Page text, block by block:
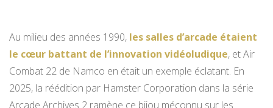
Au milieu des années 1990, les salles d’arcade étaient
le cœur battant de l’innovation vidéoludique, et Air
Combat 22 de Namco en était un exemple éclatant. En
2025, la réédition par Hamster Corporation dans la série
Arcade Archives 2 ramène ce bijou méconnu sur les